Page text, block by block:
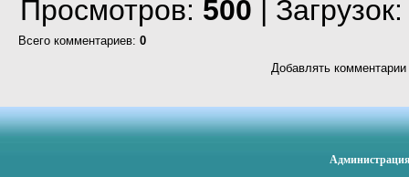
Просмотров: 500 | Загрузок
Всего комментариев: 0
Добавлять комментарии